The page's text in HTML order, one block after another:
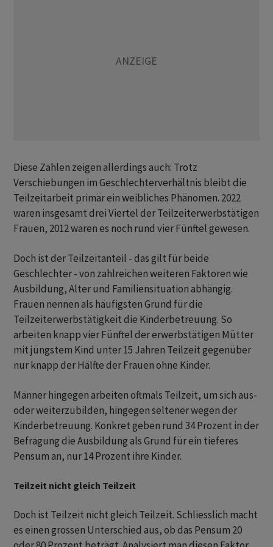
Diese Zahlen zeigen allerdings auch: Trotz
Verschiebungen im Geschlechterverhältnis bleibt die
Teilzeitarbeit primär ein weibliches Phänomen. 2022
waren insgesamt drei Viertel der Teilzeiterwerbstätigen
Frauen, 2012 waren es noch rund vier Fünftel gewesen.
Doch ist der Teilzeitanteil - das gilt für beide
Geschlechter - von zahlreichen weiteren Faktoren wie
Ausbildung, Alter und Familiensituation abhängig.
Frauen nennen als häufigsten Grund für die
Teilzeiterwerbstätigkeit die Kinderbetreuung. So
arbeiten knapp vier Fünftel der erwerbstätigen Mütter
mit jüngstem Kind unter 15 Jahren Teilzeit gegenüber
nur knapp der Hälfte der Frauen ohne Kinder.
Männer hingegen arbeiten oftmals Teilzeit, um sich aus-
oder weiterzubilden, hingegen seltener wegen der
Kinderbetreuung. Konkret geben rund 34 Prozent in der
Befragung die Ausbildung als Grund für ein tieferes
Pensum an, nur 14 Prozent ihre Kinder.
Teilzeit nicht gleich Teilzeit
Doch ist Teilzeit nicht gleich Teilzeit. Schliesslich macht
es einen grossen Unterschied aus, ob das Pensum 20